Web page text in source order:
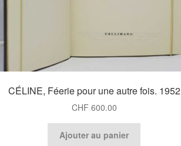
CÉLINE, Féerie pour une autre fois. 1952
CHF 600.00
Ajouter au panier